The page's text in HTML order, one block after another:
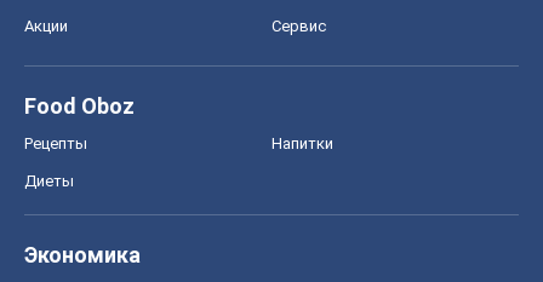
Акции Сервис
Food Oboz
Рецепты Напитки
Диеты
Экономика